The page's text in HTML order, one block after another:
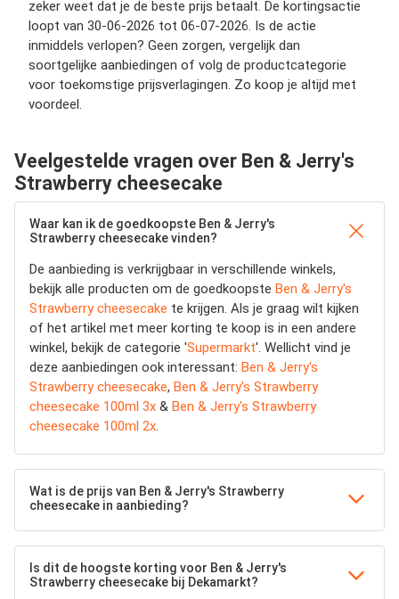
zeker weet dat je de beste prijs betaalt. De kortingsactie
loopt van 30-06-2026 tot 06-07-2026. Is de actie
inmiddels verlopen? Geen zorgen, vergelijk dan
soortgelijke aanbiedingen of volg de productcategorie
voor toekomstige prijsverlagingen. Zo koop je altijd met
voordeel.
Veelgestelde vragen over Ben & Jerry's
Strawberry cheesecake
Waar kan ik de goedkoopste Ben & Jerry's
Strawberry cheesecake vinden?
De aanbieding is verkrijgbaar in verschillende winkels,
bekijk alle producten om de goedkoopste Ben & Jerry's
Strawberry cheesecake te krijgen. Als je graag wilt kijken
of het artikel met meer korting te koop is in een andere
winkel, bekijk de categorie 'Supermarkt'. Wellicht vind je
deze aanbiedingen ook interessant: Ben & Jerry's
Strawberry cheesecake, Ben & Jerry's Strawberry
cheesecake 100ml 3x & Ben & Jerry's Strawberry
cheesecake 100ml 2x.
Wat is de prijs van Ben & Jerry's Strawberry
cheesecake in aanbieding?
Is dit de hoogste korting voor Ben & Jerry's
Strawberry cheesecake bij Dekamarkt?